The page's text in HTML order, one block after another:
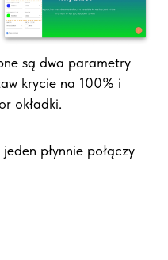
są dwa parametry
krycie na 100% i
okładki.
płynnie połączy